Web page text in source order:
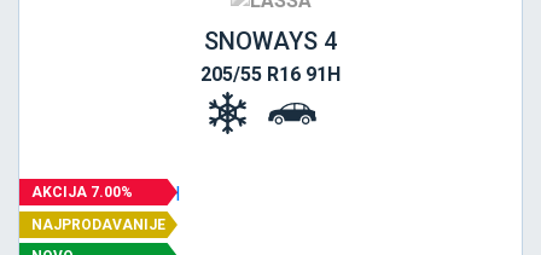
SNOWAYS 4
205/55 R16 91H
AKCIJA 7.00%
NAJPRODAVANIJE